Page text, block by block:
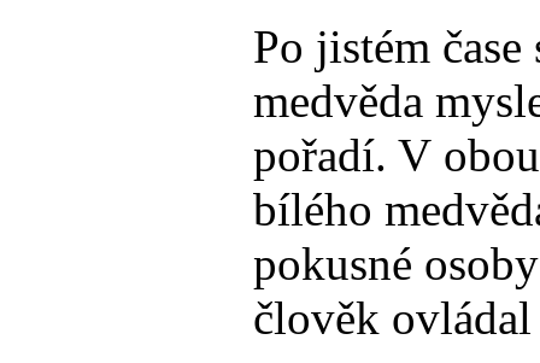
Po jistém
medvěda
pořadí. V
bílého
pokusné
člověk